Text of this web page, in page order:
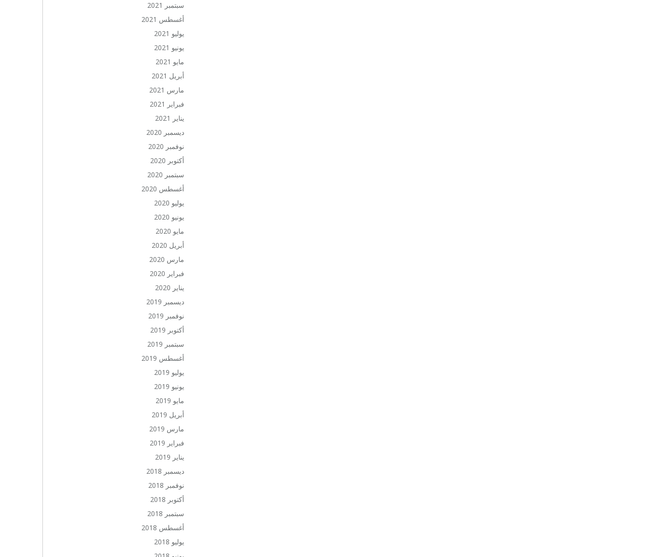
سبتمبر 2021
أغسطس 2021
يوليو 2021
يونيو 2021
مايو 2021
أبريل 2021
مارس 2021
فبراير 2021
يناير 2021
ديسمبر 2020
نوفمبر 2020
أكتوبر 2020
سبتمبر 2020
أغسطس 2020
يوليو 2020
يونيو 2020
مايو 2020
أبريل 2020
مارس 2020
فبراير 2020
يناير 2020
ديسمبر 2019
نوفمبر 2019
أكتوبر 2019
سبتمبر 2019
أغسطس 2019
يوليو 2019
يونيو 2019
مايو 2019
أبريل 2019
مارس 2019
فبراير 2019
يناير 2019
ديسمبر 2018
نوفمبر 2018
أكتوبر 2018
سبتمبر 2018
أغسطس 2018
يوليو 2018